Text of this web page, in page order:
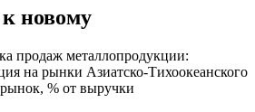
к новому
продаж металлопродукции:
на рынки Азиатско-Тихоокеанского
% от выручки